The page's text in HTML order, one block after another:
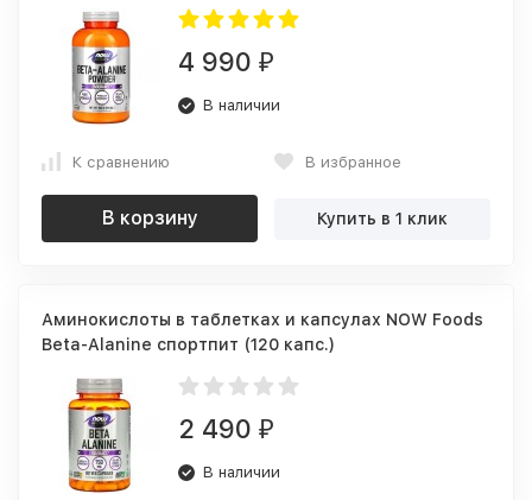
4 990 ₽
В наличии
К сравнению В избранное
В корзину Купить в 1 клик
Аминокислоты в таблетках и капсулах NOW Foods
Beta-Alanine спортпит (120 капс.)
2 490 ₽
В наличии